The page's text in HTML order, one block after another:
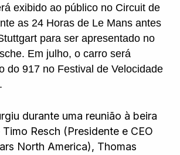
exibido ao público no Circuit de
as 24 Horas de Le Mans antes
para ser apresentado no
Em julho, o carro será
do 917 no Festival de Velocidade
durante uma reunião à beira
Resch (Presidente e CEO
North America), Thomas